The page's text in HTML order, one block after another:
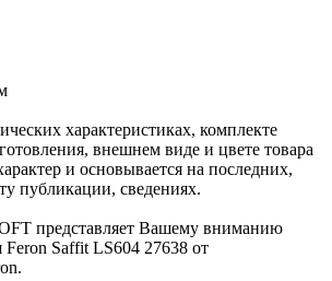
характеристиках, комплекте
внешнем виде и цвете товара
и основывается на последних,
публикации, сведениях.
представляет Вашему вниманию
Feron Saffit LS604 27638 от